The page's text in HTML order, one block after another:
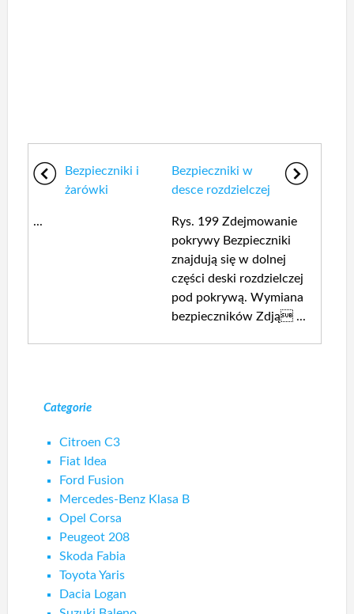
Bezpieczniki i
żarówki
...
Bezpieczniki w
desce rozdzielczej
Rys. 199 Zdejmowanie
pokrywy Bezpieczniki
znajdują się w dolnej
części deski rozdzielczej
pod pokrywą. Wymiana
bezpieczników Zdją ...
Categorie
Citroen C3
Fiat Idea
Ford Fusion
Mercedes-Benz Klasa B
Opel Corsa
Peugeot 208
Skoda Fabia
Toyota Yaris
Dacia Logan